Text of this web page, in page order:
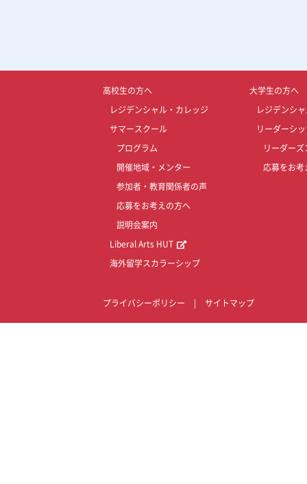
高校生の方へ
レジデンシャル・カレッジ
サマースクール
プログラム
開催地域・メンター
参加者・教育関係者の声
応募をお考えの方へ
説明会案内
Liberal Arts HUT
海外留学スカラーシップ
大学生の方へ
レジデンシ
リーダーシ
リーダーズ
応募をお考
プライバシーポリシー サイトマップ